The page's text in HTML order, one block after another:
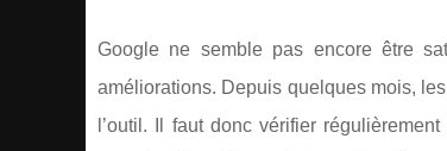
Google ne semble pas encore être
améliorations. Depuis quelques mois,
l’outil. Il faut donc vérifier